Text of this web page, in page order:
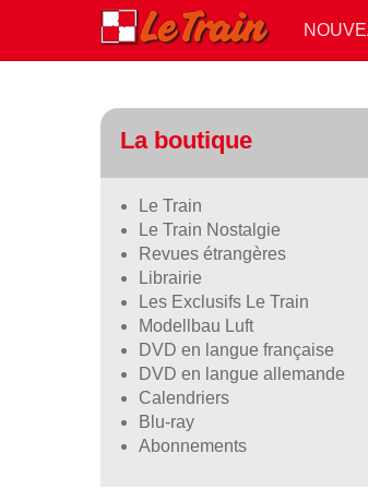
La boutique
Le Train
Le Train Nostalgie
Revues étrangères
Librairie
Les Exclusifs Le Train
Modellbau Luft
DVD en langue française
DVD en langue allemande
Calendriers
Blu-ray
Abonnements